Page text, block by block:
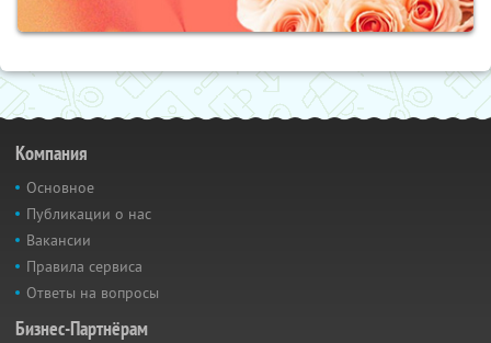
Компания
Основное
Публикации о нас
Вакансии
Правила сервиса
Ответы на вопросы
Бизнес-Партнёрам